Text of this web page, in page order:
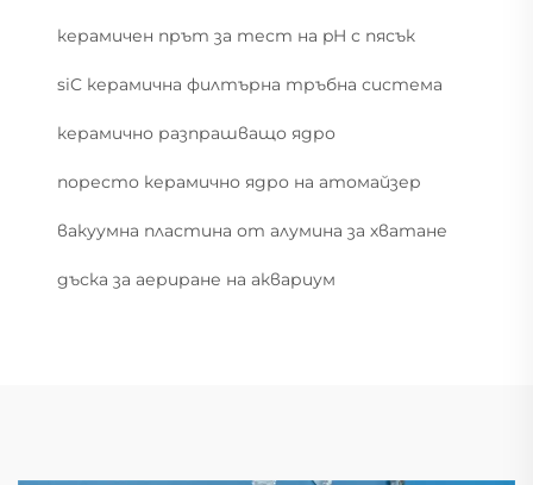
керамичен прът за тест на pH с пясък
siC керамична филтърна тръбна система
керамично разпрашващо ядро
поресто керамично ядро на атомайзер
вакуумна пластина от алумина за хватане
дъска за аериране на аквариум